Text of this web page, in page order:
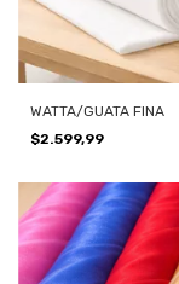
WATTA/GUATA FINA
$2.599,99